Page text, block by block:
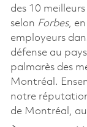
des 10
selon Forbes,
employeurs
défense au
palmarès des
Montréal.
notre
de Montréal,